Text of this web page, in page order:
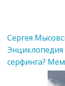
Сергея
серфинга?